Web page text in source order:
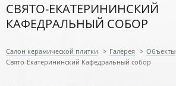
СВЯТО-ЕКАТЕРИНИНСКИЙ
КАФЕДРАЛЬНЫЙ СОБОР
Салон керамической плитки > Галерея > Объекты
Свято-Екатерининский Кафедральный собор